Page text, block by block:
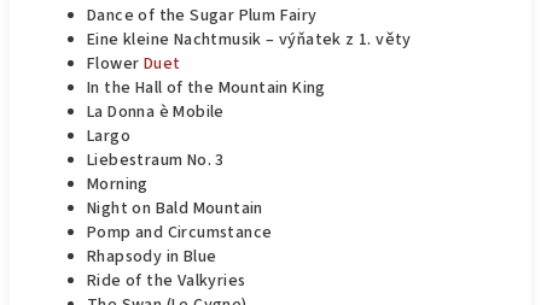
Dance of the Sugar Plum Fairy
Eine kleine Nachtmusik – výňatek z 1. věty
Flower Duet
In the Hall of the Mountain King
La Donna è Mobile
Largo
Liebestraum No. 3
Morning
Night on Bald Mountain
Pomp and Circumstance
Rhapsody in Blue
Ride of the Valkyries